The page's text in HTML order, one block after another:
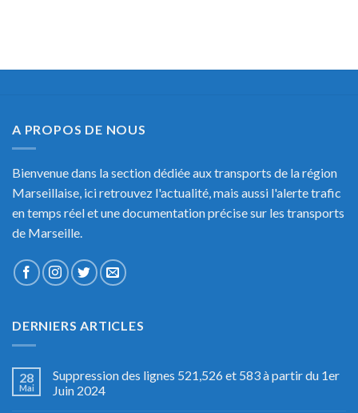
A PROPOS DE NOUS
Bienvenue dans la section dédiée aux transports de la région
Marseillaise, ici retrouvez l'actualité, mais aussi l'alerte trafic
en temps réel et une documentation précise sur les transports
de Marseille.
DERNIERS ARTICLES
28
Mai
Suppression des lignes 521,526 et 583 à partir du 1er
Juin 2024